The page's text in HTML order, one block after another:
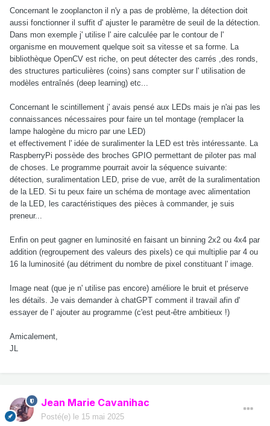
Concernant le zooplancton il n'y a pas de problème, la détection doit
aussi fonctionner il suffit d' ajuster le paramètre de seuil de la détection.
Dans mon exemple j' utilise l' aire calculée par le contour de l'
organisme en mouvement quelque soit sa vitesse et sa forme. La
bibliothèque OpenCV est riche, on peut détecter des carrés ,des ronds,
des structures particulières (coins) sans compter sur l' utilisation de
modèles entraînés (deep learning) etc...
Concernant le scintillement j' avais pensé aux LEDs mais je n'ai pas les
connaissances nécessaires pour faire un tel montage (remplacer la
lampe halogène du micro par une LED)
et effectivement l' idée de suralimenter la LED est très intéressante. La
RaspberryPi possède des broches GPIO permettant de piloter pas mal
de choses. Le programme pourrait avoir la séquence suivante:
détection, suralimentation LED, prise de vue, arrêt de la suralimentation
de la LED. Si tu peux faire un schéma de montage avec alimentation
de la LED, les caractéristiques des pièces à commander, je suis
preneur...
Enfin on peut gagner en luminosité en faisant un binning 2x2 ou 4x4 par
addition (regroupement des valeurs des pixels) ce qui multiplie par 4 ou
16 la luminosité (au détriment du nombre de pixel constituant l' image.
Image neat (que je n' utilise pas encore) améliore le bruit et préserve
les détails. Je vais demander à chatGPT comment il travail afin d'
essayer de l' ajouter au programme (c'est peut-être ambitieux !)
Amicalement,
JL
Jean Marie Cavanihac
Posté(e) le 15 mai 2025